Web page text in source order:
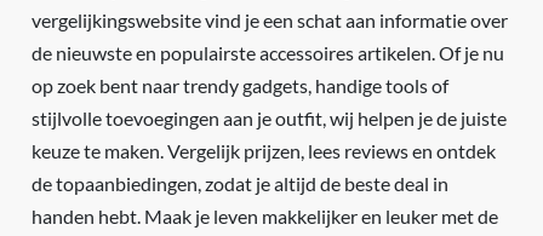
vergelijkingswebsite vind je een schat aan informatie over
de nieuwste en populairste accessoires artikelen. Of je nu
op zoek bent naar trendy gadgets, handige tools of
stijlvolle toevoegingen aan je outfit, wij helpen je de juiste
keuze te maken. Vergelijk prijzen, lees reviews en ontdek
de topaanbiedingen, zodat je altijd de beste deal in
handen hebt. Maak je leven makkelijker en leuker met de